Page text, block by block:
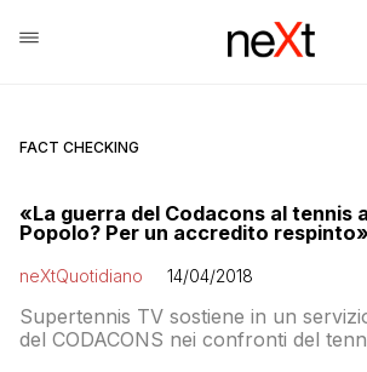
FACT CHECKING
«La guerra del Codacons al tennis
Popolo? Per un accredito respinto»
neXtQuotidiano 14/04/2018
Supertennis TV sostiene in un
del CODACONS nei confronti del